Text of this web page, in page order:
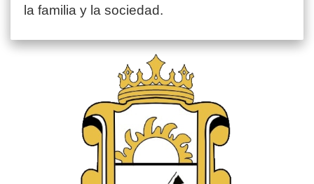
la familia y la sociedad.